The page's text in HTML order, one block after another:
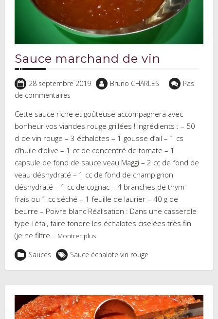
Sauce marchand de vin
28 septembre 2019 Bruno CHARLES
Pas
de commentaires
Cette sauce riche et goûteuse accompagnera avec
bonheur vos viandes rouge grillées ! Ingrédients : – 50
cl de vin rouge – 3 échalotes – 1 gousse d’ail – 1 cs
d’huile d’olive – 1 cc de concentré de tomate – 1
capsule de fond de sauce veau Maggi – 2 cc de fond de
veau déshydraté – 1 cc de fond de champignon
déshydraté – 1 cc de cognac – 4 branches de thym
frais ou 1 cc séché – 1 feuille de laurier – 40 g de
beurre – Poivre blanc Réalisation : Dans une casserole
type Téfal, faire fondre les échalotes ciselées très fin
(je ne filtre… Montrer plus
Sauces Sauce échalote vin rouge